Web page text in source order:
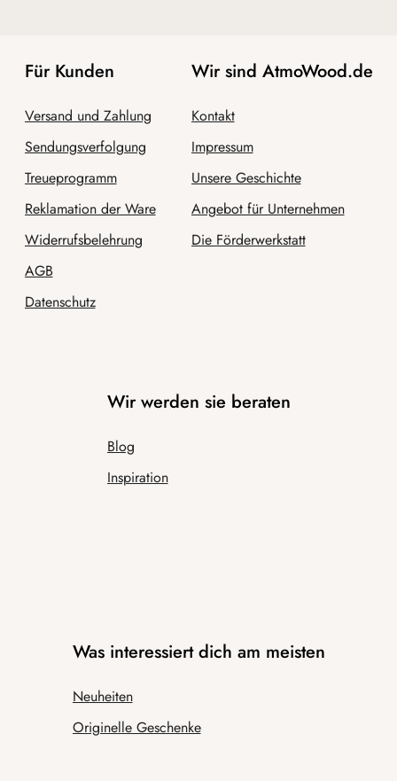
Für Kunden
Versand und Zahlung
Sendungsverfolgung
Treueprogramm
Reklamation der Ware
Widerrufsbelehrung
AGB
Datenschutz
Wir sind AtmoWood.de
Kontakt
Impressum
Unsere Geschichte
Angebot für Unternehmen
Die Förderwerkstatt
Wir werden sie beraten
Blog
Inspiration
Was interessiert dich am meisten
Neuheiten
Originelle Geschenke